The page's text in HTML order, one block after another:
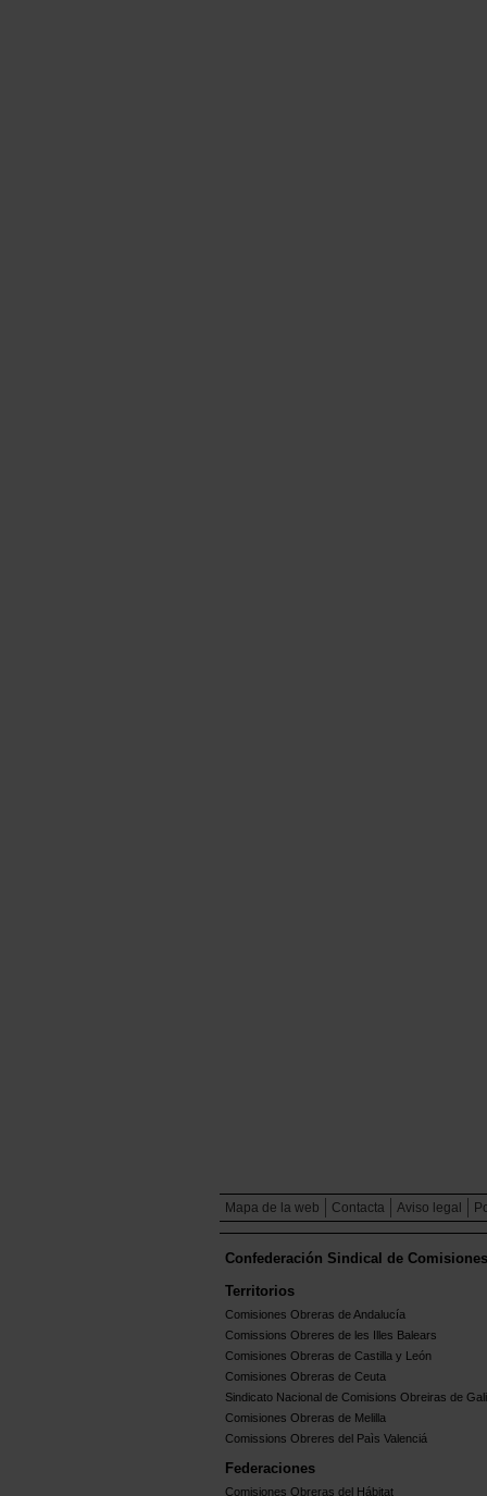
Mapa de la web Contacta Aviso legal
Confederación Sindical de
Territorios
Comisiones Obreras de Andalucía
Comissions Obreres de les Illes Balears
Comisiones Obreras de Castilla y León
Comisiones Obreras de Ceuta
Sindicato Nacional de Comisions Obreiras de
Comisiones Obreras de Melilla
Comissions Obreres del Paìs Valenciá
Federaciones
Comisiones Obreras del Hábitat